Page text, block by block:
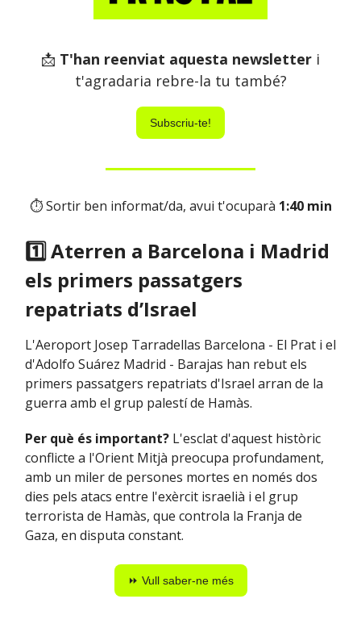
📩 T'han reenviat aquesta newsletter i
t'agradaria rebre-la tu també?
Subscriu-te!
⏱ Sortir ben informat/da, avui t'ocuparà 1:40 min
1️⃣ Aterren a Barcelona i Madrid
els primers passatgers
repatriats d’Israel
L'Aeroport Josep Tarradellas Barcelona - El Prat i el
d'Adolfo Suárez Madrid - Barajas han rebut els
primers passatgers repatriats d'Israel arran de la
guerra amb el grup palestí de Hamàs.
Per què és important? L'esclat d'aquest històric
conflicte a l'Orient Mitjà preocupa profundament,
amb un miler de persones mortes en només dos
dies pels atacs entre l'exèrcit israelià i el grup
terrorista de Hamàs, que controla la Franja de
Gaza, en disputa constant.
⏩ Vull saber-ne més